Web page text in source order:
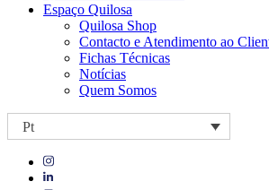
Espaço Quilosa
Quilosa Shop
Contacto e Atendimento ao
Fichas Técnicas
Notícias
Quem Somos
Pt
Visit
Visit